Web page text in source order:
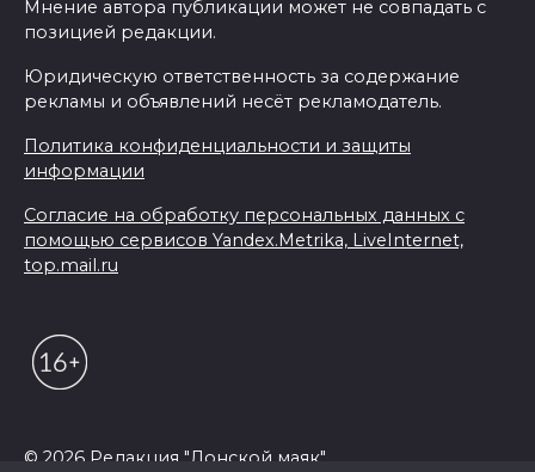
Мнение автора публикации может не совпадать с
позицией редакции.
Юридическую ответственность за содержание
рекламы и объявлений несёт рекламодатель.
Политика конфиденциальности и защиты
информации
Согласие на обработку персональных данных с
помощью сервисов Yandex.Metrika, LiveInternet,
top.mail.ru
© 2026 Редакция "Донской маяк"